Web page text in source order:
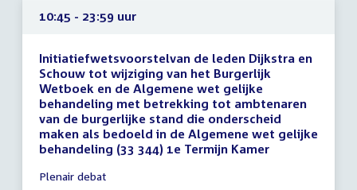
10:45 - 23:59 uur
Initiatiefwetsvoorstelvan de leden Dijkstra en
Schouw tot wijziging van het Burgerlijk
Wetboek en de Algemene wet gelijke
behandeling met betrekking tot ambtenaren
van de burgerlijke stand die onderscheid
maken als bedoeld in de Algemene wet gelijke
behandeling (33 344) 1e Termijn Kamer
vergadering
Plenair debat